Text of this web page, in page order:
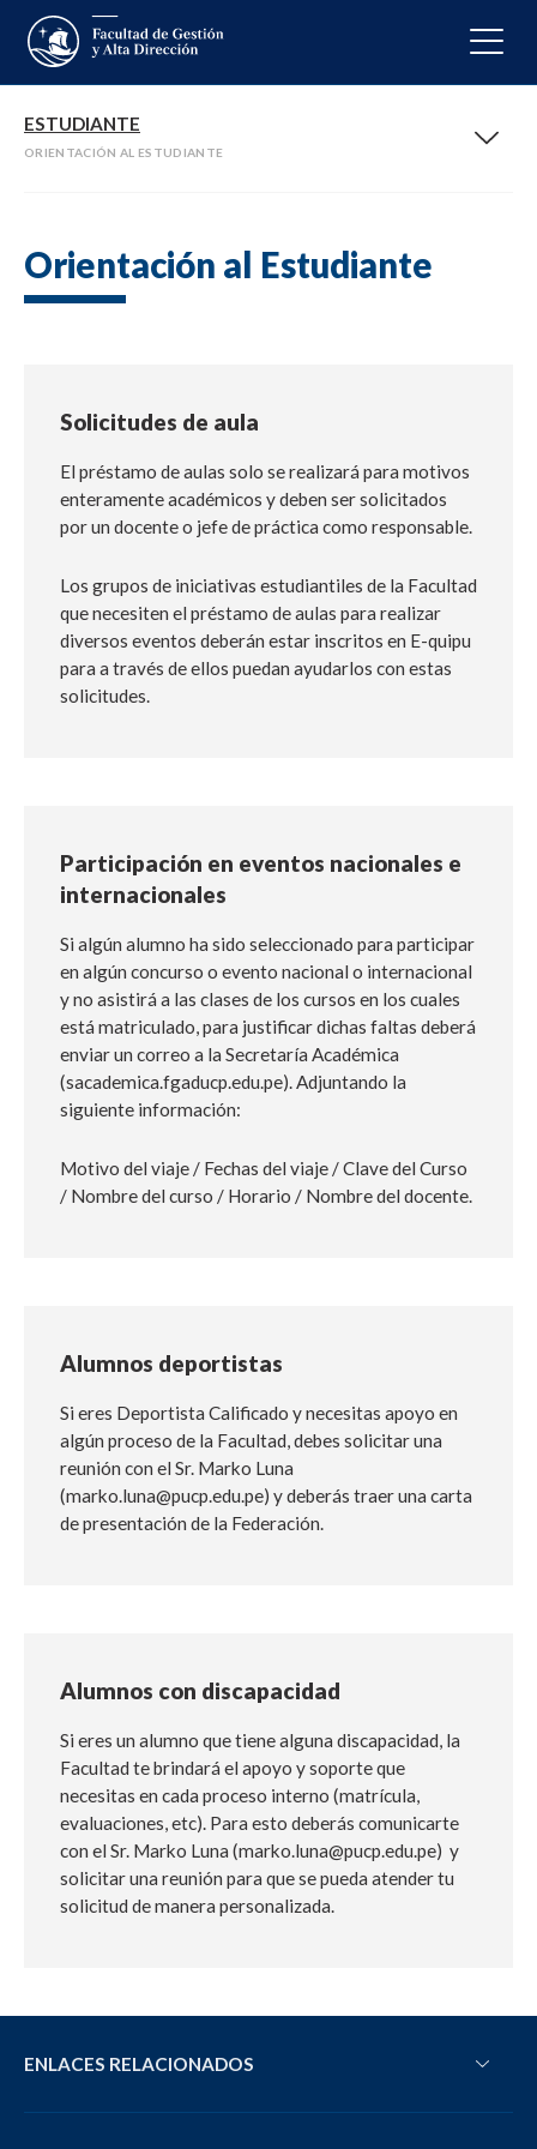
ESTUDIANTE
ORIENTACIÓN AL ESTUDIANTE
Orientación al Estudiante
Solicitudes de aula
El préstamo de aulas solo se realizará para motivos
enteramente académicos y deben ser solicitados
por un docente o jefe de práctica como responsable.
Los grupos de iniciativas estudiantiles de la Facultad
que necesiten el préstamo de aulas para realizar
diversos eventos deberán estar inscritos en E-quipu
para a través de ellos puedan ayudarlos con estas
solicitudes.
Participación en eventos nacionales e
internacionales
Si algún alumno ha sido seleccionado para participar
en algún concurso o evento nacional o internacional
y no asistirá a las clases de los cursos en los cuales
está matriculado, para justificar dichas faltas deberá
enviar un correo a la Secretaría Académica
(sacademica.fgaducp.edu.pe). Adjuntando la
siguiente información:
Motivo del viaje / Fechas del viaje / Clave del Curso
/ Nombre del curso / Horario / Nombre del docente.
Alumnos deportistas
Si eres Deportista Calificado y necesitas apoyo en
algún proceso de la Facultad, debes solicitar una
reunión con el Sr. Marko Luna
(marko.luna@pucp.edu.pe) y deberás traer una carta
de presentación de la Federación.
Alumnos con discapacidad
Si eres un alumno que tiene alguna discapacidad, la
Facultad te brindará el apoyo y soporte que
necesitas en cada proceso interno (matrícula,
evaluaciones, etc). Para esto deberás comunicarte
con el Sr. Marko Luna (marko.luna@pucp.edu.pe) y
solicitar una reunión para que se pueda atender tu
solicitud de manera personalizada.
ENLACES RELACIONADOS